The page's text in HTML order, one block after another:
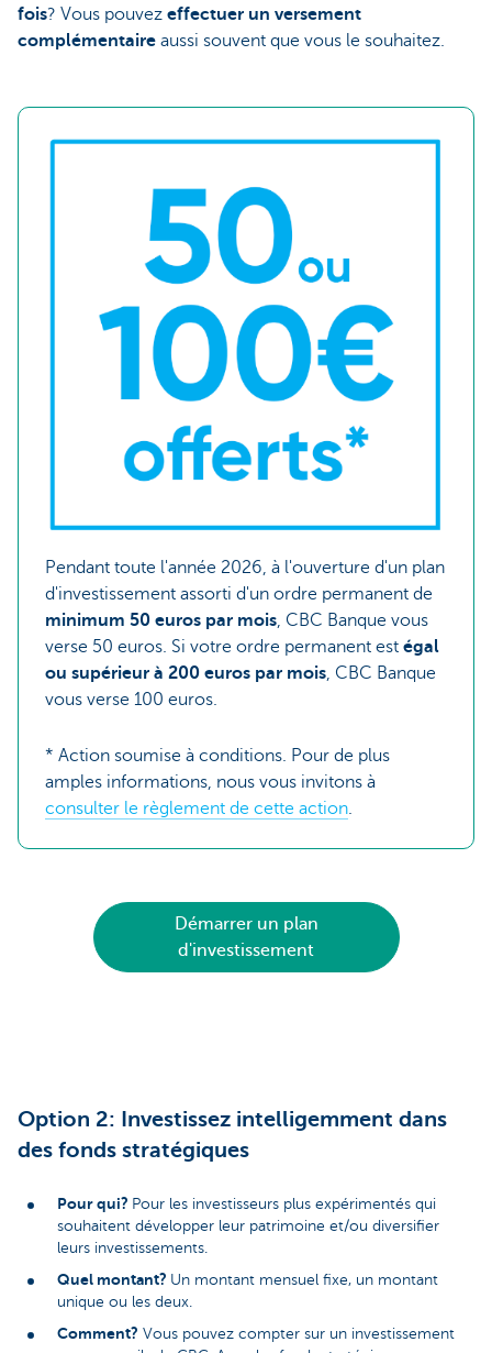
fois? Vous pouvez effectuer un versement
complémentaire aussi souvent que vous le souhaitez.
Pendant toute l'année 2026, à l'ouverture d'un plan
d'investissement assorti d'un ordre permanent de
minimum 50 euros par mois, CBC Banque vous
verse 50 euros. Si votre ordre permanent est égal
ou supérieur à 200 euros par mois, CBC Banque
vous verse 100 euros.
* Action soumise à conditions. Pour de plus
amples informations, nous vous invitons à
consulter le règlement de cette action.
Démarrer un plan
d'investissement
Option 2: Investissez intelligemment dans
des fonds stratégiques
Pour qui? Pour les investisseurs plus expérimentés qui
souhaitent développer leur patrimoine et/ou diversifier
leurs investissements.
Quel montant? Un montant mensuel fixe, un montant
unique ou les deux.
Comment? Vous pouvez compter sur un investissement